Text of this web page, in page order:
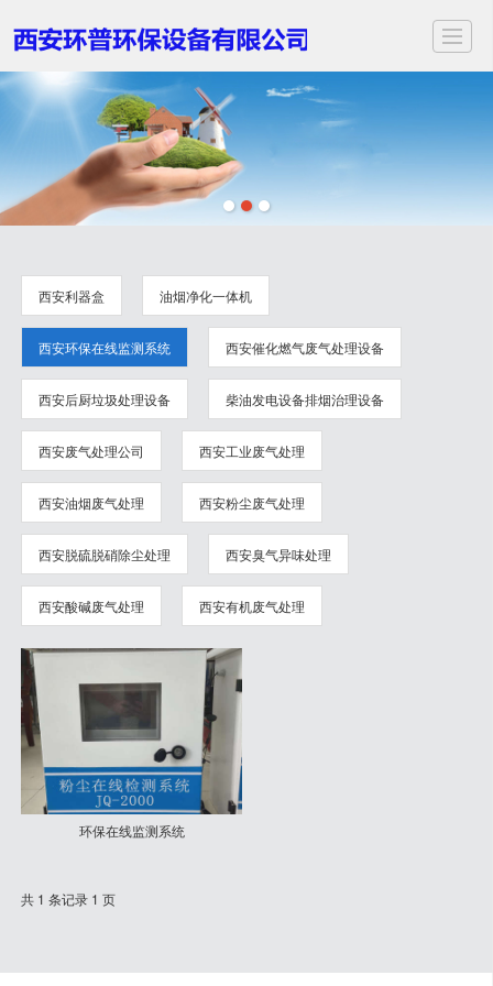
首页 关于我们服务项目 应用领域案例展示
西安利器盒 油烟净化一体机
西安环保在线监测系统 西安催化燃气废气处理设备
西安后厨垃圾处理设备 柴油发电设备排烟治理设备
西安废气处理公司 西安工业废气处理
西安油烟废气处理 西安粉尘废气处理
西安脱硫脱硝除尘处理 西安臭气异味处理
西安酸碱废气处理 西安有机废气处理
环保在线监测系统
共 1 条记录 1 页